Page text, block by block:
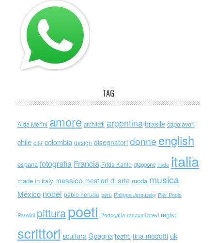
TAG
Alda Merini amore architetti argentina brasile capolavori
chile cile colombia design disegnatori donne english
espana fotografia Francia Frida Kahlo giappone iliade italia
made in italy messico mestieri d' arte moda musica
México nobel pablo neruda perù Philippe Jaroussky Pier Paolo
Pasolini pitturapoeti Portogallo racconti brevi registi
scrittori scultura Spagna teatro tina modotti uk